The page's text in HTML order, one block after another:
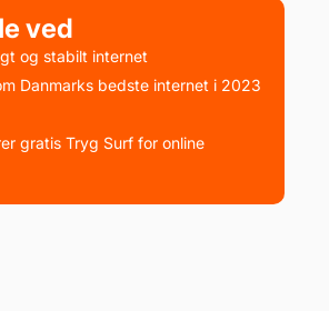
ved
og stabilt internet
Danmarks bedste internet i 2023
gratis Tryg Surf for online